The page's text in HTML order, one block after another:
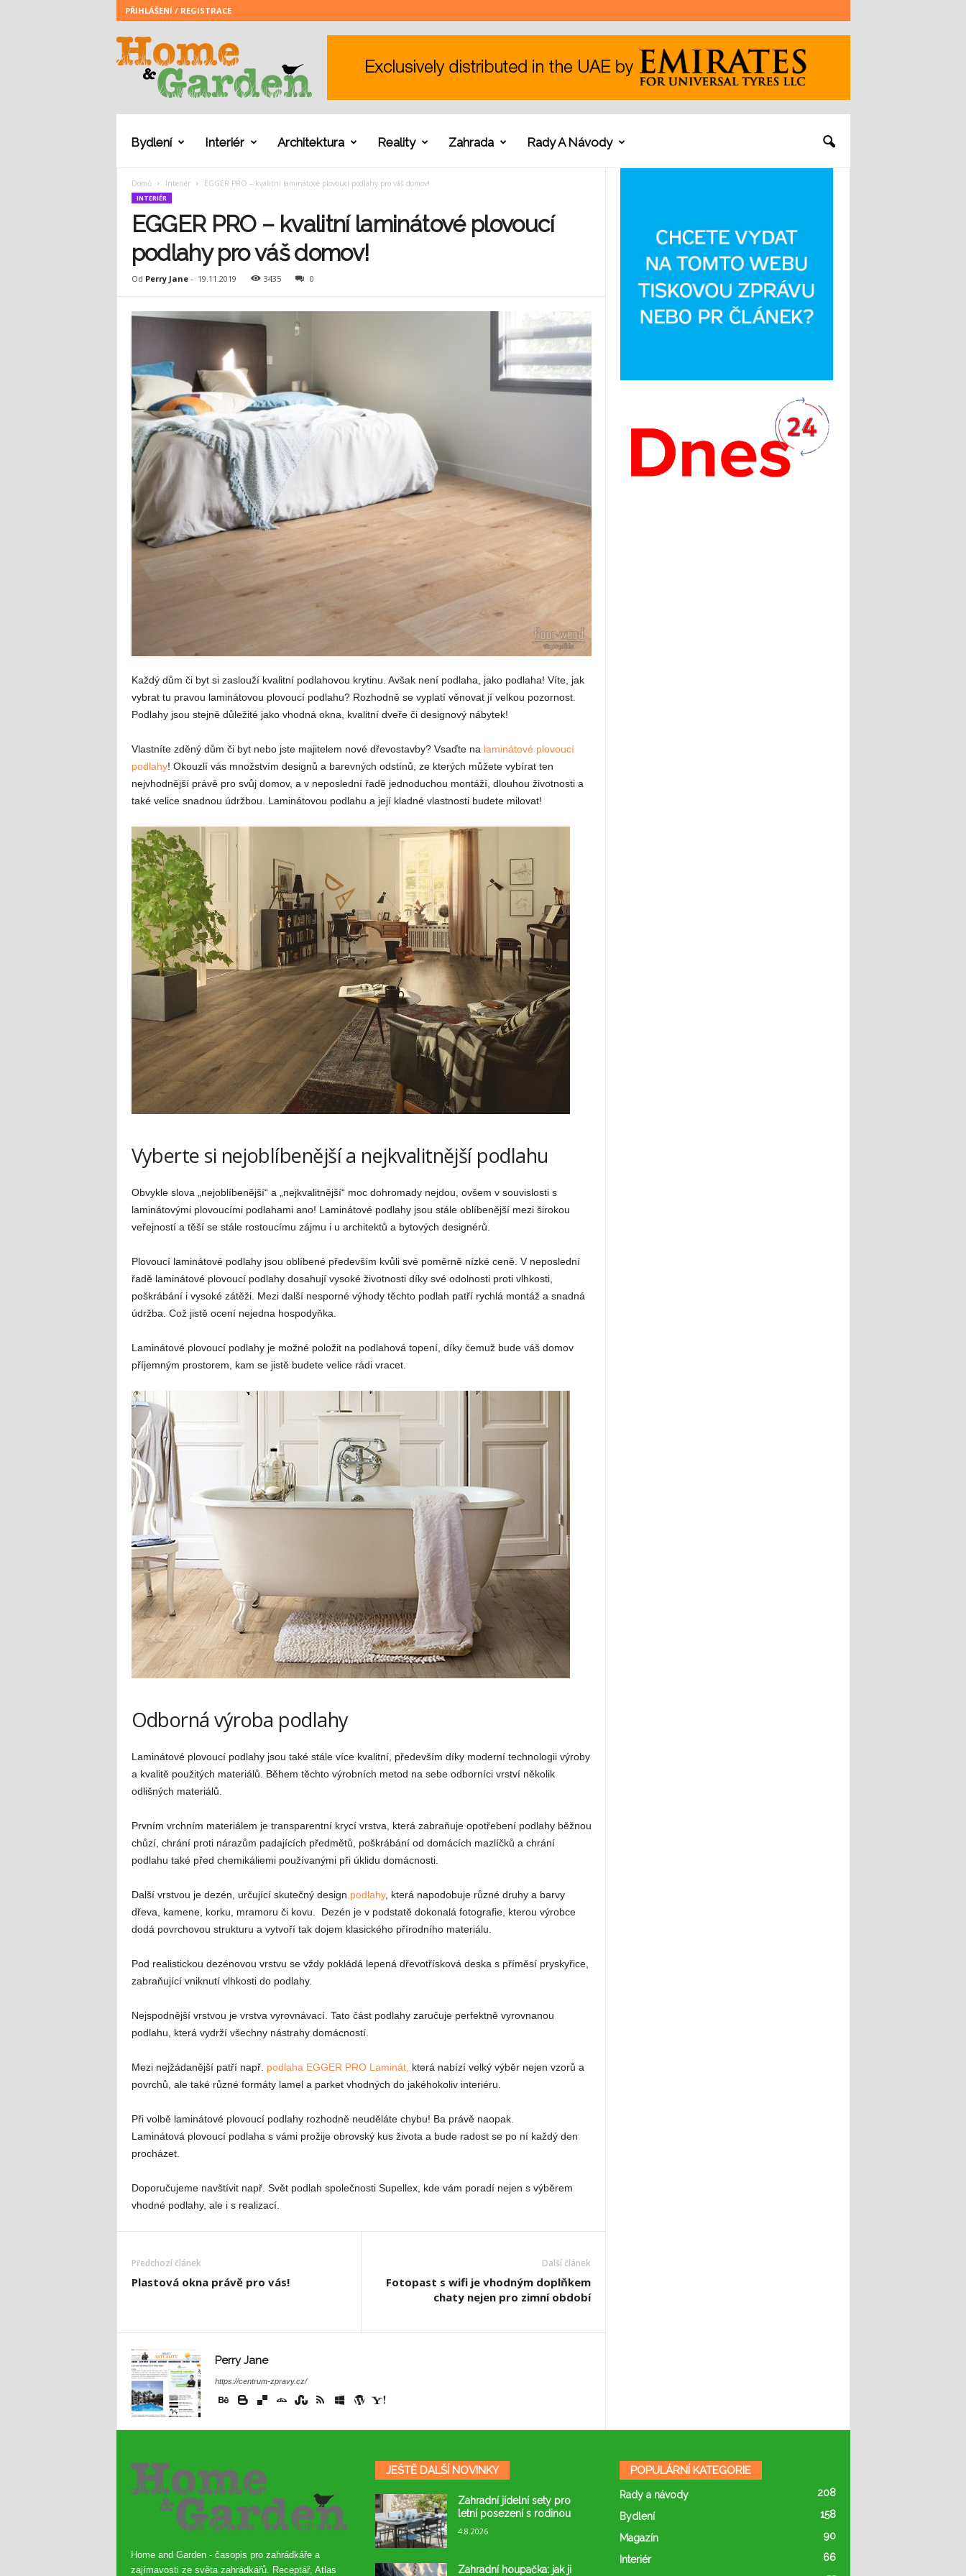
PŘIHLÁŠENÍ / REGISTRACE
m
r
Bydlení Interiér Architektura Reality Zahrada Rady A Návody
Domů Interiér EGGER PRO – kvalitní laminátové plovoucí podlahy pro váš domov!
INTERIÉR
EGGER PRO – kvalitní laminátové plovoucí
podlahy pro váš domov!
Od Perry Jane- 19.11.2019 3435 0
Každý dům či byt si zaslouží kvalitní podlahovou krytinu. Avšak není podlaha, jako podlaha! Víte, jak
vybrat tu pravou laminátovou plovoucí podlahu? Rozhodně se vyplatí věnovat jí velkou pozornost.
Podlahy jsou stejně důležité jako vhodná okna, kvalitní dveře či designový nábytek!
Vlastníte zděný dům či byt nebo jste majitelem nové dřevostavby? Vsaďte na laminátové plovoucí
podlahy! Okouzlí vás množstvím designů a barevných odstínů, ze kterých můžete vybírat ten
nejvhodnější právě pro svůj domov, a v neposlední řadě jednoduchou montáží, dlouhou životnosti a
také velice snadnou údržbou. Laminátovou podlahu a její kladné vlastnosti budete milovat!
Vyberte si nejoblíbenější a nejkvalitnější podlahu
Obvykle slova „nejoblíbenější“ a „nejkvalitnější“ moc dohromady nejdou, ovšem v souvislosti s
laminátovými plovoucími podlahami ano! Laminátové podlahy jsou stále oblíbenější mezi širokou
veřejností a těší se stále rostoucímu zájmu i u architektů a bytových designérů.
Plovoucí laminátové podlahy jsou oblíbené především kvůli své poměrně nízké ceně. V neposlední
řadě laminátové plovoucí podlahy dosahují vysoké životnosti díky své odolnosti proti vlhkosti,
poškrábání i vysoké zátěži. Mezi další nesporné výhody těchto podlah patří rychlá montáž a snadná
údržba. Což jistě ocení nejedna hospodyňka.
Laminátové plovoucí podlahy je možné položit na podlahová topení, díky čemuž bude váš domov
příjemným prostorem, kam se jistě budete velice rádi vracet.
Odborná výroba podlahy
Laminátové plovoucí podlahy jsou také stále více kvalitní, především díky moderní technologii výroby
a kvalitě použitých materiálů. Během těchto výrobních metod na sebe odborníci vrství několik
odlišných materiálů.
Prvním vrchním materiálem je transparentní krycí vrstva, která zabraňuje opotřebení podlahy běžnou
chůzí, chrání proti nárazům padajících předmětů, poškrábání od domácích mazlíčků a chrání
podlahu také před chemikáliemi používanými při úklidu domácnosti.
Další vrstvou je dezén, určující skutečný design podlahy, která napodobuje různé druhy a barvy
dřeva, kamene, korku, mramoru či kovu. Dezén je v podstatě dokonalá fotografie, kterou výrobce
dodá povrchovou strukturu a vytvoří tak dojem klasického přírodního materiálu.
Pod realistickou dezénovou vrstvu se vždy pokládá lepená dřevotřísková deska s příměsí pryskyřice,
zabraňující vniknutí vlhkosti do podlahy.
Nejspodnější vrstvou je vrstva vyrovnávací. Tato část podlahy zaručuje perfektně vyrovnanou
podlahu, která vydrží všechny nástrahy domácností.
Mezi nejžádanější patří např. podlaha EGGER PRO Laminát, která nabízí velký výběr nejen vzorů a
povrchů, ale také různé formáty lamel a parket vhodných do jakéhokoliv interiéru.
Při volbě laminátové plovoucí podlahy rozhodně neuděláte chybu! Ba právě naopak.
Laminátová plovoucí podlaha s vámi prožije obrovský kus života a bude radost se po ní každý den
procházet.
Doporučujeme navštívit např. Svět podlah společnosti Supellex, kde vám poradí nejen s výběrem
vhodné podlahy, ale i s realizací.
Předchozí článek
Plastová okna právě pro vás!
Další článek
Fotopast s wifi je vhodným doplňkem
chaty nejen pro zimní období
Perry Jane
https://centrum-zpravy.cz/
Home and Garden - časopis pro zahrádkáře a
zajímavosti ze světa zahrádkářů. Receptář, Atlas
JEŠTĚ DALŠÍ NOVINKY
Zahradní jídelní sety pro
letní posezení s rodinou
4.8.2026
Zahradní houpačka: jak ji
POPULÁRNÍ KATEGORIE
Rady a návody 208
Bydlení 158
Magazín 90
Interiér 66